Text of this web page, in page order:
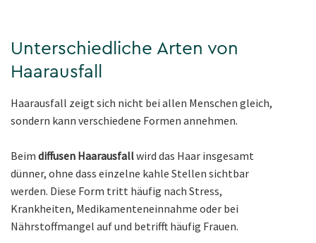
Unterschiedliche Arten von
Haarausfall
Haarausfall zeigt sich nicht bei allen Menschen gleich,
sondern kann verschiedene Formen annehmen.
Beim diffusen Haarausfallwird das Haar insgesamt
dünner, ohne dass einzelne kahle Stellen sichtbar
werden. Diese Form tritt häufig nach Stress,
Krankheiten, Medikamenteneinnahme oder bei
Nährstoffmangel auf und betrifft häufig Frauen.